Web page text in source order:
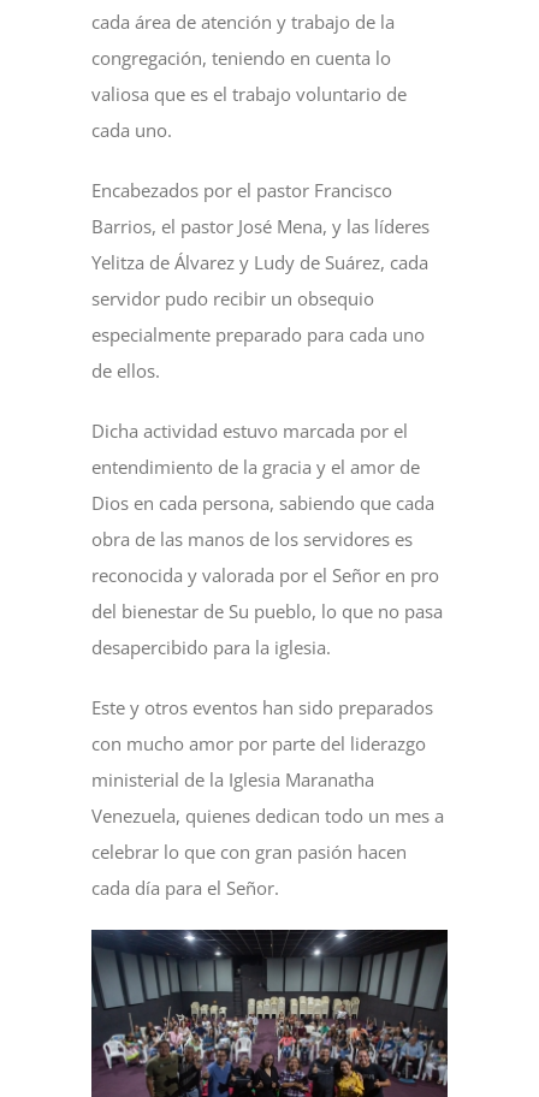
cada área de atención y trabajo de la
congregación, teniendo en cuenta lo
valiosa que es el trabajo voluntario de
cada uno.
Encabezados por el pastor Francisco
Barrios, el pastor José Mena, y las líderes
Yelitza de Álvarez y Ludy de Suárez, cada
servidor pudo recibir un obsequio
especialmente preparado para cada uno
de ellos.
Dicha actividad estuvo marcada por el
entendimiento de la gracia y el amor de
Dios en cada persona, sabiendo que cada
obra de las manos de los servidores es
reconocida y valorada por el Señor en pro
del bienestar de Su pueblo, lo que no pasa
desapercibido para la iglesia.
Este y otros eventos han sido preparados
con mucho amor por parte del liderazgo
ministerial de la Iglesia Maranatha
Venezuela, quienes dedican todo un mes a
celebrar lo que con gran pasión hacen
cada día para el Señor.